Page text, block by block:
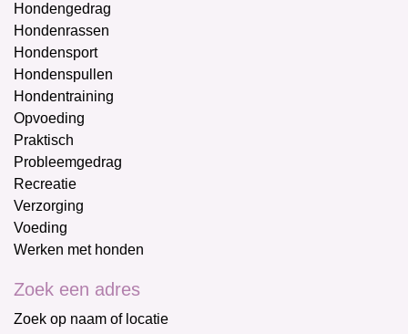
Hondengedrag
Hondenrassen
Hondensport
Hondenspullen
Hondentraining
Opvoeding
Praktisch
Probleemgedrag
Recreatie
Verzorging
Voeding
Werken met honden
Zoek een adres
Zoek op naam of locatie